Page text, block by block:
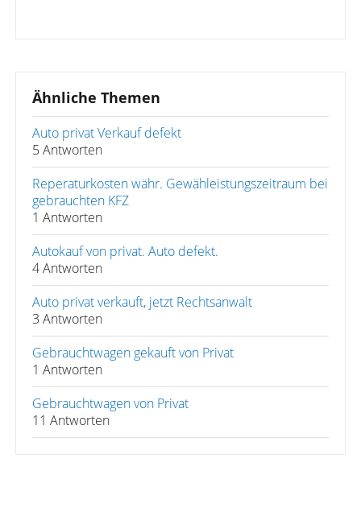
Ähnliche Themen
Auto privat Verkauf defekt
5 Antworten
Reperaturkosten währ. Gewähleistungszeitraum bei
gebrauchten KFZ
1 Antworten
Autokauf von privat. Auto defekt.
4 Antworten
Auto privat verkauft, jetzt Rechtsanwalt
3 Antworten
Gebrauchtwagen gekauft von Privat
1 Antworten
Gebrauchtwagen von Privat
11 Antworten